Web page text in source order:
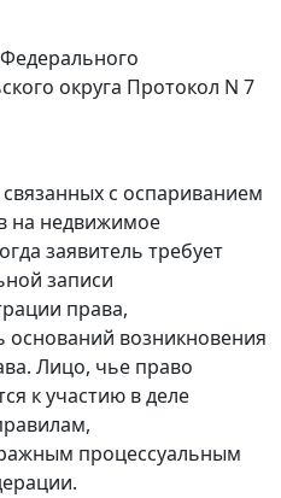
округа Протокол N 7
с оспариванием
на недвижимое
заявитель требует
записи
права,
оснований возникновения
Лицо, чье право
к участию в деле
процессуальным